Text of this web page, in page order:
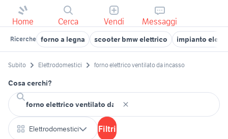
Home Cerca Vendi Messaggi
Ricerche forno a legna scooter bmw elettrico impianto
Subito Elettrodomestici forno elettrico ventilato da incasso
Cosa cerchi?
Elettrodomestici Filtri